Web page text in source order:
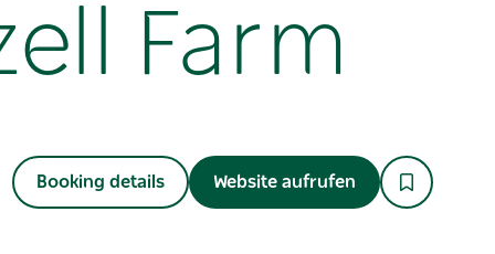
Farm
Booking details Website aufrufen